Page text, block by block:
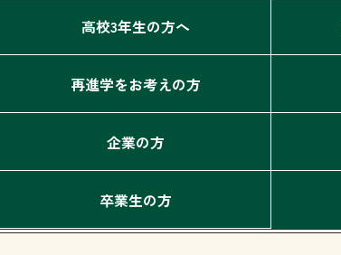
高校3年生の方へ
再進学をお考えの方
企業の方
卒業生の方